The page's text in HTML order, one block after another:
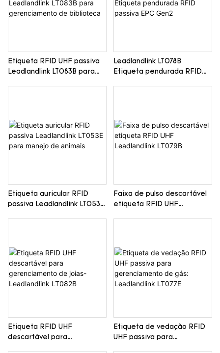
Etiqueta RFID UHF passiva
Leadlandlink LT083B para
Leadlandlink LT078B
Etiqueta pendurada RFID
Etiqueta auricular RFID
passiva Leadlandlink LT053E
Faixa de pulso descartável
etiqueta RFID UHF
Etiqueta RFID UHF
descartável para
Etiqueta de vedação RFID
UHF passiva para